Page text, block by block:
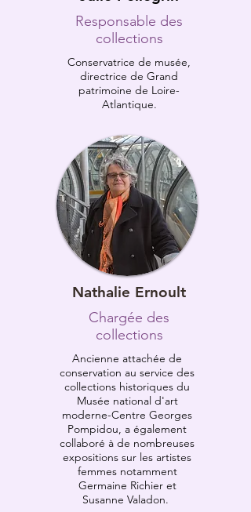
Responsable des
collections
Conservatrice de musée,
directrice de Grand
patrimoine de Loire-
Atlantique.
Nathalie Ernoult
Chargée des
collections
Ancienne attachée de
conservation au service des
collections historiques du
Musée national d'art
moderne-Centre Georges
Pompidou, a également
collaboré à de nombreuses
expositions sur les artistes
femmes notamment
Germaine Richier et
Susanne Valadon.